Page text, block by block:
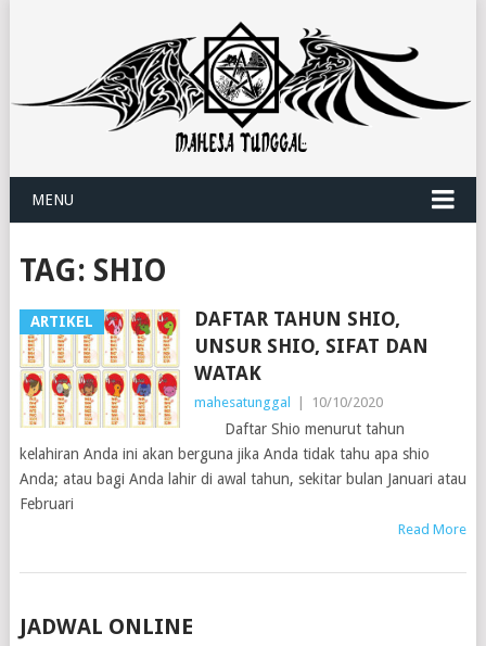
MENU
TAG: SHIO
ARTIKEL
DAFTAR TAHUN SHIO,
UNSUR SHIO, SIFAT DAN
WATAK
mahesatunggal | 10/10/2020
Daftar Shio menurut tahun
kelahiran Anda ini akan berguna jika Anda tidak tahu apa shio
Anda; atau bagi Anda lahir di awal tahun, sekitar bulan Januari atau
Februari
Read More
POSTS
JADWAL ONLINE